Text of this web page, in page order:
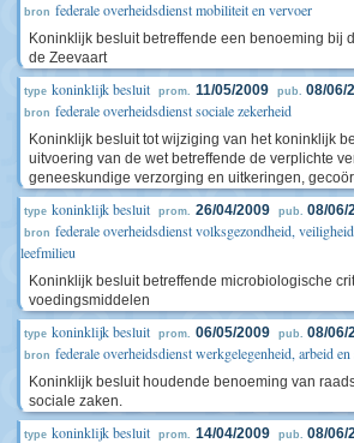
bron federale overheidsdienst mobiliteit en vervoer
Koninklijk besluit betreffende een benoeming bij
de Zeevaart
type koninklijk besluit prom. 11/05/2009 pub. 08/06/
bron federale overheidsdienst sociale zekerheid
Koninklijk besluit tot wijziging van het koninklijk
uitvoering van de wet betreffende de verplichte
geneeskundige verzorging en uitkeringen,
type koninklijk besluit prom. 26/04/2009 pub. 08/06/
bron federale overheidsdienst volksgezondheid,
leefmilieu
Koninklijk besluit betreffende microbiologische
voedingsmiddelen
type koninklijk besluit prom. 06/05/2009 pub. 08/06/
bron federale overheidsdienst werkgelegenheid, arbeid
Koninklijk besluit houdende benoeming van
sociale zaken.
type koninklijk besluit prom. 14/04/2009 pub. 08/06/